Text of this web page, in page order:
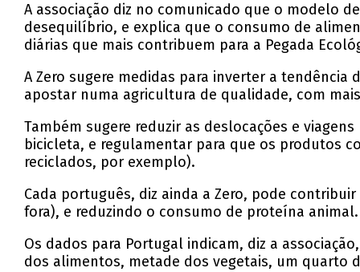
A associação diz no comunicado que o modelo
desequilíbrio, e explica que o consumo de
diárias que mais contribuem para a Pegada
A Zero sugere medidas para inverter a
apostar numa agricultura de qualidade, com
Também sugere reduzir as deslocações e
bicicleta, e regulamentar para que os produtos
reciclados, por exemplo).
Cada português, diz ainda a Zero, pode
fora), e reduzindo o consumo de proteína animal.
Os dados para Portugal indicam, diz a
dos alimentos, metade dos vegetais, um quarto